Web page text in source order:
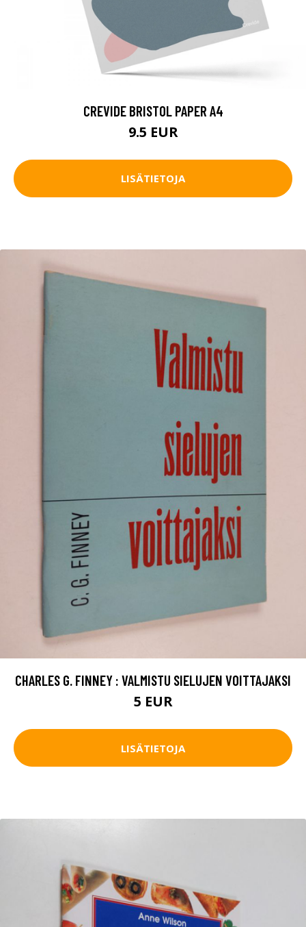
CREVIDE BRISTOL PAPER A4
9.5 EUR
LISÄTIETOJA
CHARLES G. FINNEY : VALMISTU SIELUJEN VOITTAJAKSI
5 EUR
LISÄTIETOJA